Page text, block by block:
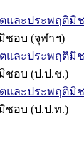
และประพฤติมิ
ชอบ (จุฬาฯ)
และประพฤติมิ
ชอบ (ป.ป.ช.)
และประพฤติมิ
ชอบ (ป.ป.ท.)